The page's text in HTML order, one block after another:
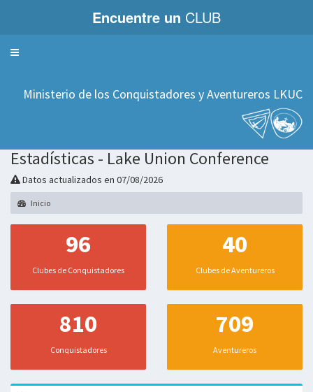
Encuentre un CLUB
Servicios
Ministerio de los Conquistadores y Aventureros LKUC
Estadísticas - Lake Union Conference
Datos actualizados en 07/08/2026
Inicio
96
Clubes de Conquistadores
40
Clubes de Aventureros
810
Conquistadores
709
Aventureros